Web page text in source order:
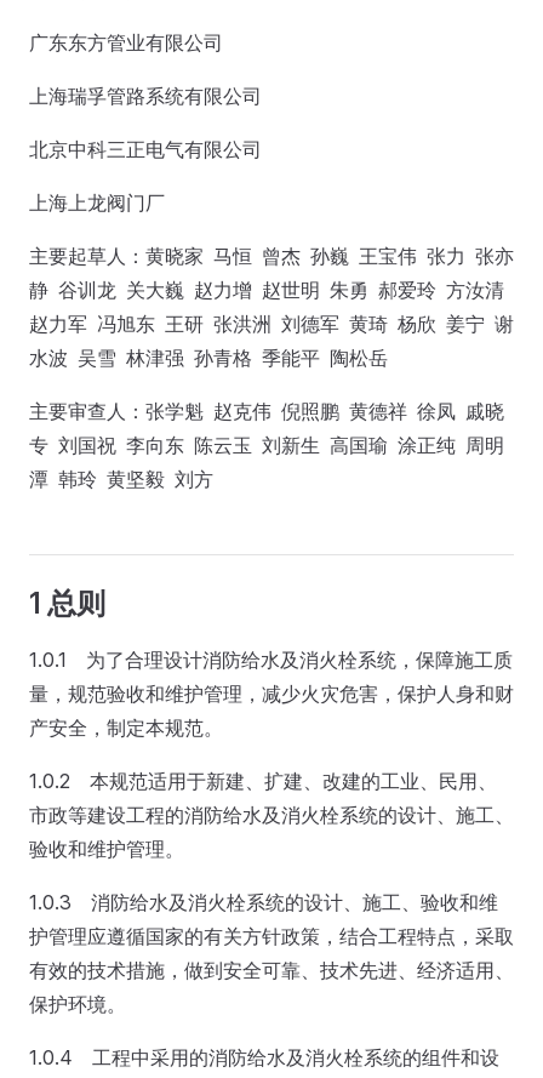
广东东方管业有限公司
上海瑞孚管路系统有限公司
北京中科三正电气有限公司
上海上龙阀门厂
主要起草人：黄晓家 马恒 曾杰 孙巍 王宝伟 张力 张亦
静 谷训龙 关大巍 赵力增 赵世明 朱勇 郝爱玲 方汝清
赵力军 冯旭东 王研 张洪洲 刘德军 黄琦 杨欣 姜宁 谢
水波 吴雪 林津强 孙青格 季能平 陶松岳
主要审查人：张学魁 赵克伟 倪照鹏 黄德祥 徐凤 戚晓
专 刘国祝 李向东 陈云玉 刘新生 高国瑜 涂正纯 周明
潭 韩玲 黄坚毅 刘方
1 总则
1.0.1 为了合理设计消防给水及消火栓系统，保障施工质
量，规范验收和维护管理，减少火灾危害，保护人身和财
产安全，制定本规范。
1.0.2 本规范适用于新建、扩建、改建的工业、民用、
市政等建设工程的消防给水及消火栓系统的设计、施工、
验收和维护管理。
1.0.3 消防给水及消火栓系统的设计、施工、验收和维
护管理应遵循国家的有关方针政策，结合工程特点，采取
有效的技术措施，做到安全可靠、技术先进、经济适用、
保护环境。
1.0.4 工程中采用的消防给水及消火栓系统的组件和设